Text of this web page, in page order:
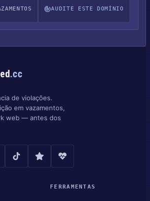
AUDITE ESTE DOMÍNIO
.cc
de violações.
em vazamentos,
web — antes dos
FERRAMENTAS